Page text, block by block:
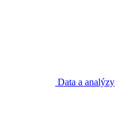
Data a analýzy